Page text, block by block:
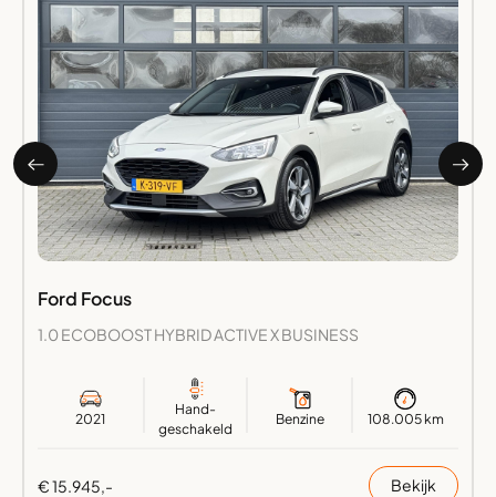
Ford Focus
1.0 ECOBOOST HYBRID ACTIVE X BUSINESS
2021
Hand-
geschakeld
Benzine 108.005 km
€ 15.945,- Bekijk